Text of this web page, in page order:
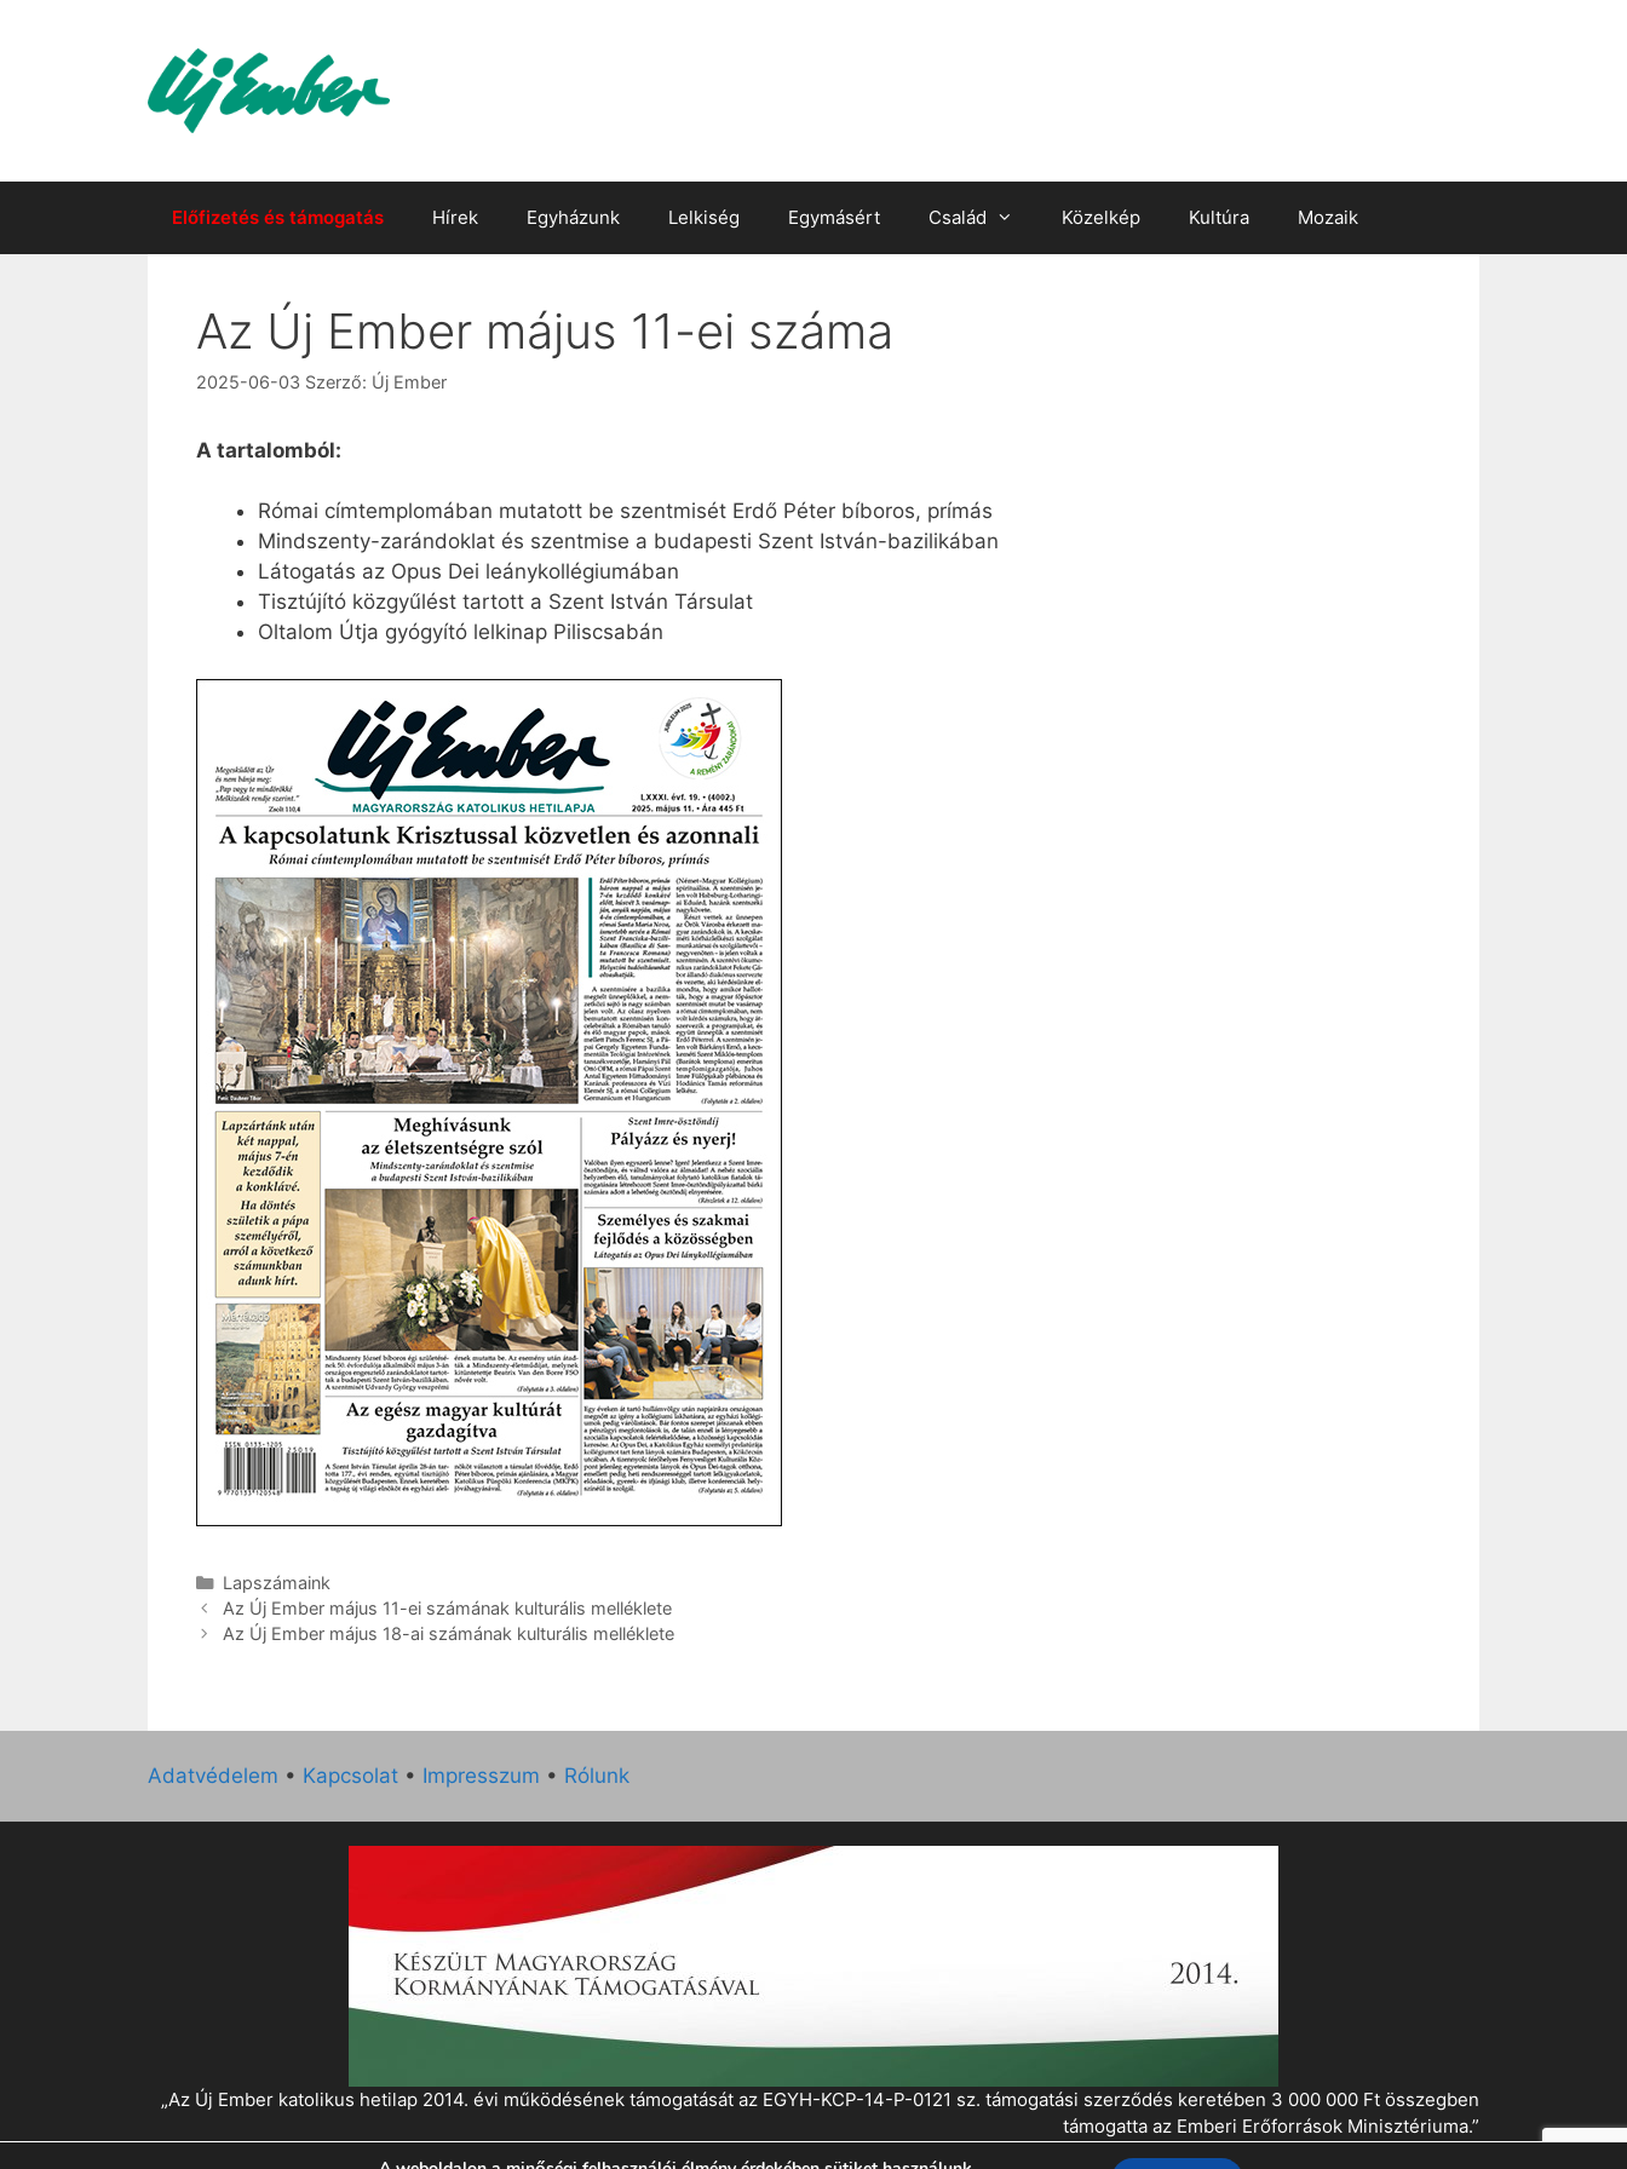
Előfizetés és támogatás Hírek Egyházunk Lelkiség Egymásért Család Közelkép Kultúra Mozaik
Az Új Ember május 11-ei száma
2025-06-03 Szerző: Új Ember
A tartalomból:
Római címtemplomában mutatott be szentmisét Erdő Péter bíboros, prímás
Mindszenty-zarándoklat és szentmise a budapesti Szent István-bazilikában
Látogatás az Opus Dei leánykollégiumában
Tisztújító közgyűlést tartott a Szent István Társulat
Oltalom Útja gyógyító lelkinap Piliscsabán
Kategória
Lapszámaink
Az Új Ember május 11-ei számának kulturális melléklete
Az Új Ember május 18-ai számának kulturális melléklete
Adatvédelem • Kapcsolat • Impresszum • Rólunk
„Az Új Ember katolikus hetilap 2014. évi működésének támogatását az EGYH-KCP-14-P-0121 sz. támogatási szerződés keretében 3 000 000 Ft összegben
támogatta az Emberi Erőforrások Minisztériuma.”